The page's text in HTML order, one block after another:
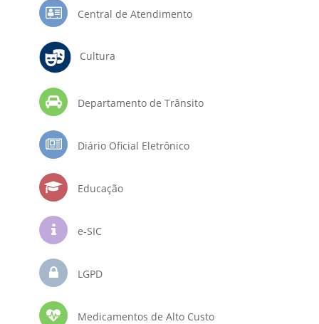
Central de Atendimento
Cultura
Departamento de Trânsito
Diário Oficial Eletrônico
Educação
e-SIC
LGPD
Medicamentos de Alto Custo